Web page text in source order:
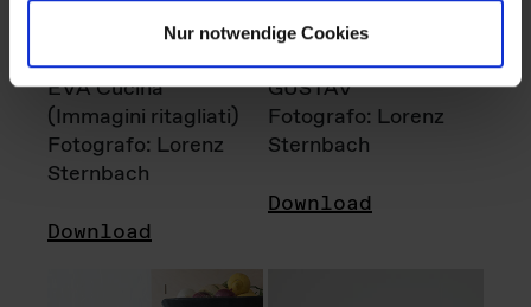
Nur notwendige Cookies
EVA Cucina
(Immagini ritagliati)
Fotografo: Lorenz
Sternbach
Download
GUSTAV
Fotografo: Lorenz
Sternbach
Download